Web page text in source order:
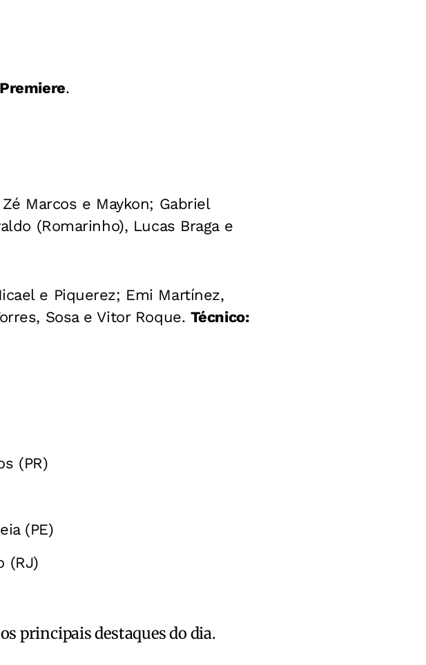
Premiere.
Marcos e Maykon; Gabriel
(Romarinho), Lucas Braga e
e Piquerez; Emi Martínez,
Sosa e Vitor Roque. Técnico:
(PR)
(PE)
(RJ)
principais destaques do dia.